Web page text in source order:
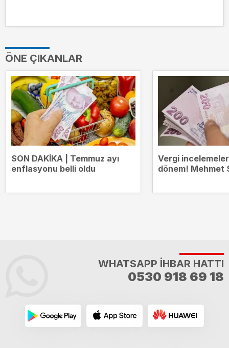
ÖNE ÇIKANLAR
SON DAKİKA | Temmuz ayı
enflasyonu belli oldu
Vergi
dönem! Mehmet
WHATSAPP İHBAR HATTI
0530 918 69 18